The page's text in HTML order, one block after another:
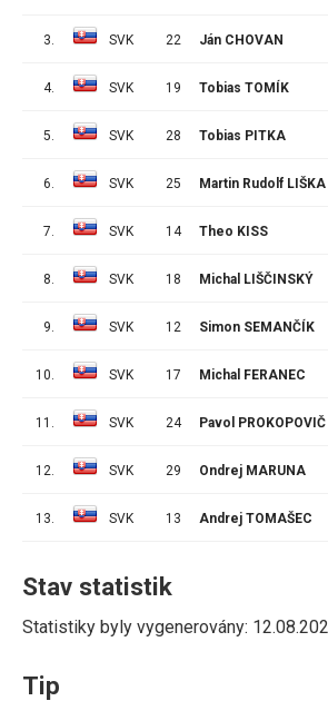
3. SVK 22 Ján CHOVAN
4. SVK 19 Tobias TOMÍK
5. SVK 28 Tobias PITKA
6. SVK 25 Martin Rudolf LIŠKA
7. SVK 14 Theo KISS
8. SVK 18 Michal LIŠČINSKÝ
9. SVK 12 Simon SEMANČÍK
10. SVK 17 Michal FERANEC
11. SVK 24 Pavol PROKOPOVIČ
12. SVK 29 Ondrej MARUNA
13. SVK 13 Andrej TOMAŠEC
Stav statistik
Statistiky byly vygenerovány:
Tip